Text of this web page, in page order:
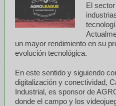
El
un mayor rendimiento en su
evolución tecnológica.
En este sentido y siguiendo
digitalización y conectividad,
Industrial, es sponsor de
donde el campo y los